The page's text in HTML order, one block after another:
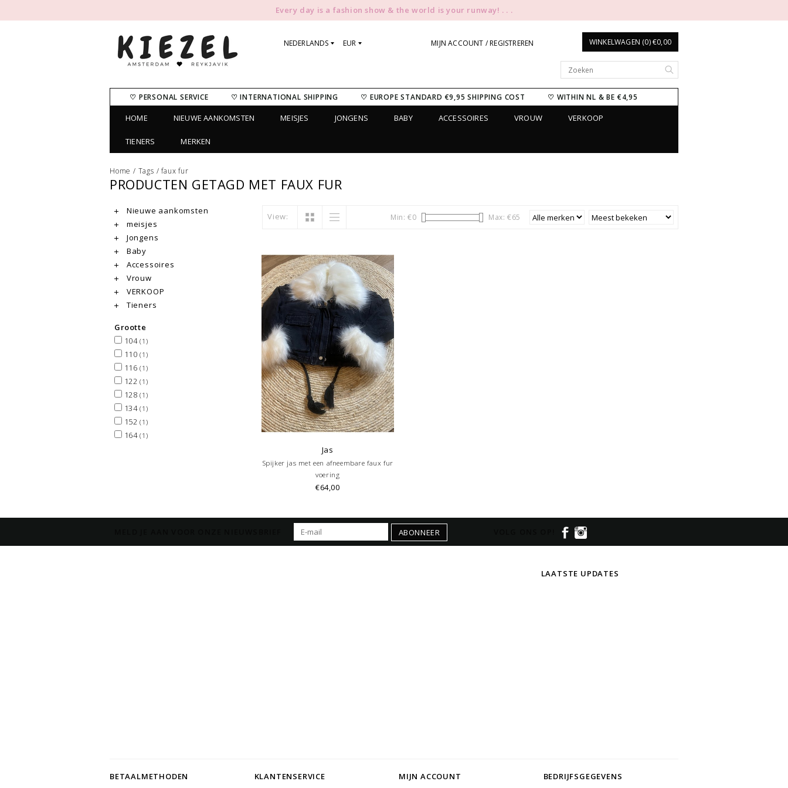
Every day is a fashion show & the world is your runway! . . .
NEDERLANDS EUR MIJN ACCOUNT / REGISTREREN WINKELWAGEN (0) €0,00
♡ PERSONAL SERVICE ♡ INTERNATIONAL SHIPPING ♡ EUROPE STANDARD €9,95 SHIPPING COST ♡ WITHIN NL & BE €4,95
HOME NIEUWE AANKOMSTEN MEISJES JONGENS BABY ACCESSOIRES VROUW VERKOOP
TIENERS MERKEN
Home / Tags /faux fur
PRODUCTEN GETAGD MET FAUX FUR
Nieuwe aankomsten
meisjes
Jongens
Baby
Accessoires
Vrouw
VERKOOP
Tieners
Grootte
104(1)
110 (1)
116 (1)
122 (1)
128 (1)
134(1)
152 (1)
164(1)
View: Min: €0 Max: €65
Jas
Spijker jas met een afneembare faux fur
voering
€64,00
ABONNEER
LAATSTE UPDATES
BETAALMETHODEN KLANTENSERVICE MIJN ACCOUNT BEDRIJFSGEGEVENS